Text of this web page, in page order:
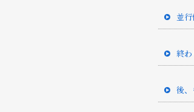
並行
終わ
後、